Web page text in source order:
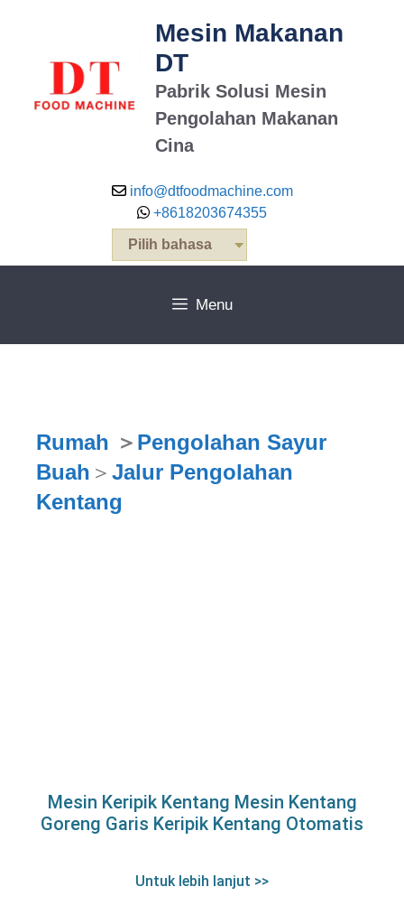
Mesin Makanan
DT
Pabrik Solusi Mesin
Pengolahan Makanan
Cina
info@dtfoodmachine.com
+8618203674355
Pilih bahasa
Menu
Rumah ＞ Pengolahan Sayur
Buah ＞ Jalur Pengolahan
Kentang
Mesin Keripik Kentang Mesin Kentang
Goreng Garis Keripik Kentang Otomatis
Untuk lebih lanjut >>